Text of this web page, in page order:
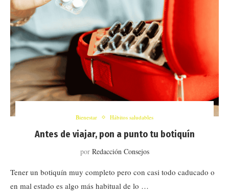
Bienestar Hábitos saludables
Antes de viajar, pon a punto tu botiquín
por Redacción Consejos
Tener un botiquín muy completo pero con casi todo caducado o
en mal estado es algo más habitual de lo …